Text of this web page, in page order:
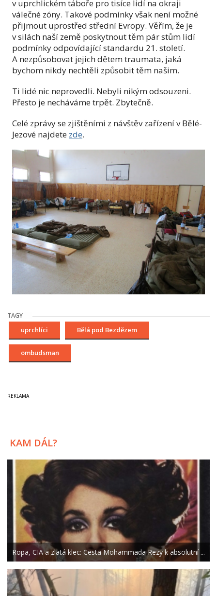
v uprchlickém táboře pro tisíce lidí na okraji
válečné zóny. Takové podmínky však není možné
přijmout uprostřed střední Evropy. Věřím, že je
v silách naší země poskytnout těm pár stům lidí
podmínky odpovídající standardu 21. století.
A nezpůsobovat jejich dětem traumata, jaká
bychom nikdy nechtěli způsobit těm našim.
Ti lidé nic neprovedli. Nebyli nikým odsouzeni.
Přesto je necháváme trpět. Zbytečně.
Celé zprávy se zjištěními z návštěv zařízení v Bělé-
Jezové najdete zde.
TAGY
uprchlíci Bělá pod Bezdězem
ombudsman
KAM DÁL?
Ropa, CIA a zlatá klec: Cesta Mohammada Rezy k absolutní ...